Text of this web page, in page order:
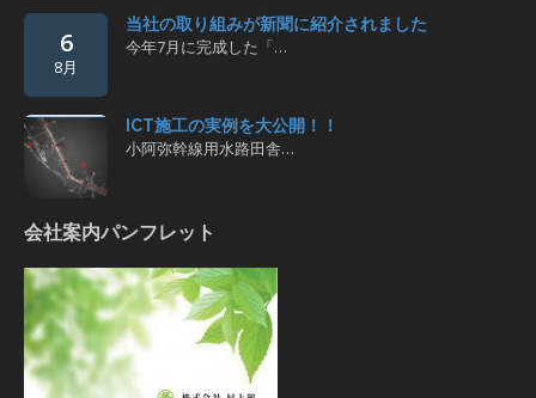
6
8月
当社の取り組みが新聞に紹介されました
今年7月に完成した「…
ICT施工の実例を大公開！！
小阿弥幹線用水路田舎…
会社案内パンフレット